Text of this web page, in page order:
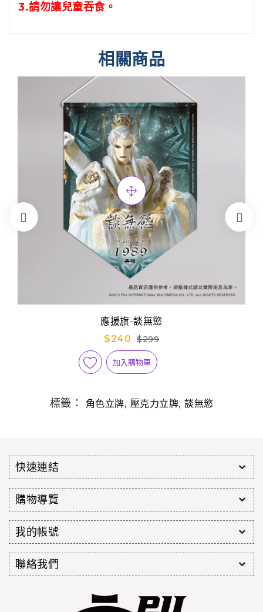
3.請勿讓兒童吞食。
相關商品
應援旗-談無慾
$240
$299
加入購物車
 
標籤： 角色立牌, 壓克力立牌, 談無慾
快速連結
購物導覽
我的帳號
聯絡我們